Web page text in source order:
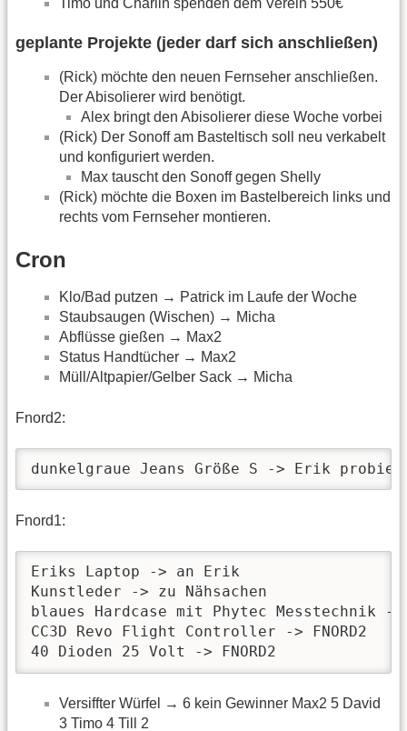
geplante Projekte (jeder darf sich anschließen)
(Rick) möchte den neuen Fernseher anschließen.
Der Abisolierer wird benötigt.
Alex bringt den Abisolierer diese Woche vorbei
(Rick) Der Sonoff am Basteltisch soll neu verkabelt
und konfiguriert werden.
Max tauscht den Sonoff gegen Shelly
(Rick) möchte die Boxen im Bastelbereich links und
rechts vom Fernseher montieren.
Cron
Klo/Bad putzen → Patrick im Laufe der Woche
Staubsaugen (Wischen) → Micha
Abflüsse gießen → Max2
Status Handtücher → Max2
Müll/Altpapier/Gelber Sack → Micha
Fnord2:
dunkelgraue Jeans Größe S -> Erik
Fnord1:
Eriks Laptop -> an Erik
Kunstleder -> zu Nähsachen
blaues Hardcase mit Phytec Messtechnik ->
CC3D Revo Flight Controller -> FNORD2
40 Dioden 25 Volt -> FNORD2
Versiffter Würfel → 6 kein Gewinner Max2 5 David
3 Timo 4 Till 2